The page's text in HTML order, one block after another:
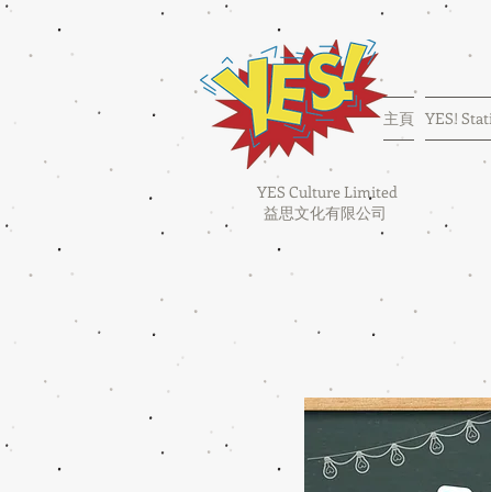
YES Culture Limited
益思文化有限公司
主頁 YES!